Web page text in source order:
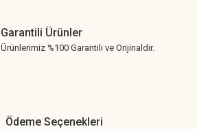
Garantili Ürünler
Ürünlerimiz %100 Garantili ve Orijinaldir.
Ödeme Seçenekleri